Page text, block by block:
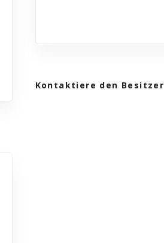
Kontaktiere den Besitzer